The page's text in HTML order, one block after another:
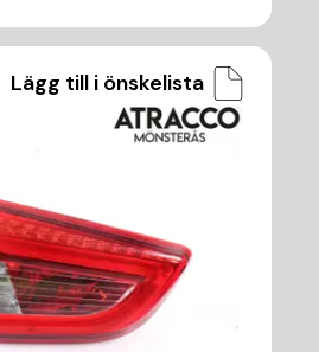
Lägg till i önskelista